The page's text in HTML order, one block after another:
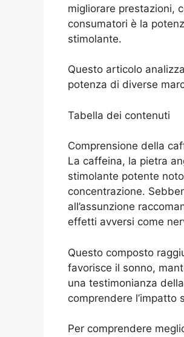
migliorare prestazioni,
consumatori è la
stimolante.
Questo articolo
potenza di diverse
Tabella dei contenuti
Comprensione della
La caffeina, la pietra
stimolante potente
concentrazione.
all’assunzione
effetti avversi come
Questo composto
favorisce il sonno,
una testimonianza
comprendere l’impatto
Per comprendere